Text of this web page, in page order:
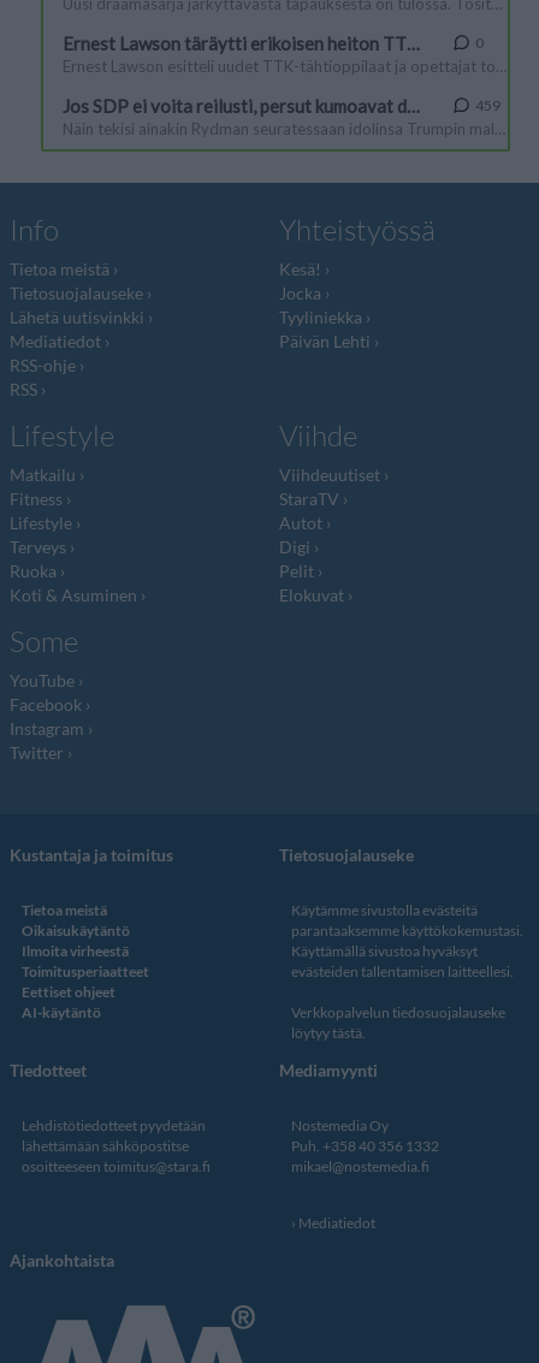
Info
Tietoa meistä
Tietosuojalauseke
Lähetä uutisvinkki
Mediatiedot
RSS-ohje
RSS
Yhteistyössä
Kesä!
Jocka
Tyyliniekka
Päivän Lehti
Lifestyle
Matkailu
Fitness
Lifestyle
Terveys
Ruoka
Koti & Asuminen
Viihde
Viihdeuutiset
StaraTV
Autot
Digi
Pelit
Elokuvat
Some
YouTube
Facebook
Instagram
Twitter
Kustantaja ja toimitus
Tietoa meistä
Oikaisukäytäntö
Ilmoita virheestä
Toimitusperiaatteet
Eettiset ohjeet
AI-käytäntö
Tietosuojalauseke
Käytämme sivustolla evästeitä
parantaaksemme käyttökokemustasi.
Käyttämällä sivustoa hyväksyt
evästeiden tallentamisen laitteellesi.
Verkkopalvelun tiedosuojalauseke
löytyy tästä.
Tiedotteet
Lehdistötiedotteet pyydetään
lähettämään sähköpostitse
osoitteeseen toimitus@stara.fi
Mediamyynti
Nostemedia Oy
Puh. +358 40 356 1332
mikael@nostemedia.fi
Mediatiedot
Ajankohtaista